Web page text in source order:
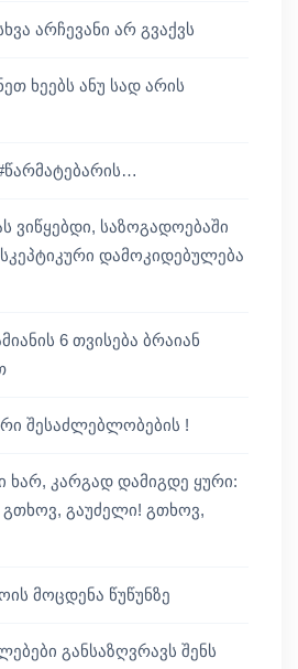
არჩევანი არ გვაქვს
ხეებს ანუ სად არის
ვიწყებდი, საზოგადოებაში
დამოკიდებულება
6 თვისება ბრაიან
შესაძლებლობების !
კარგად დამიგდე ყური:
გაუძელი! გთხოვ,
მოცდენა წუწუნზე
განსაზღვრავს შენს